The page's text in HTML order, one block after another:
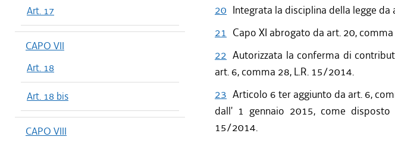
Art. 17
CAPO VII
Art. 18
Art. 18 bis
CAPO VIII
20 Integrata la disciplina della legge
21 Capo XI abrogato da art. 20,
22 Autorizzata la conferma di
art. 6, comma 28, L.R. 15/2014.
23 Articolo 6 ter aggiunto da art. 6,
dall' 1 gennaio 2015, come
15/2014.